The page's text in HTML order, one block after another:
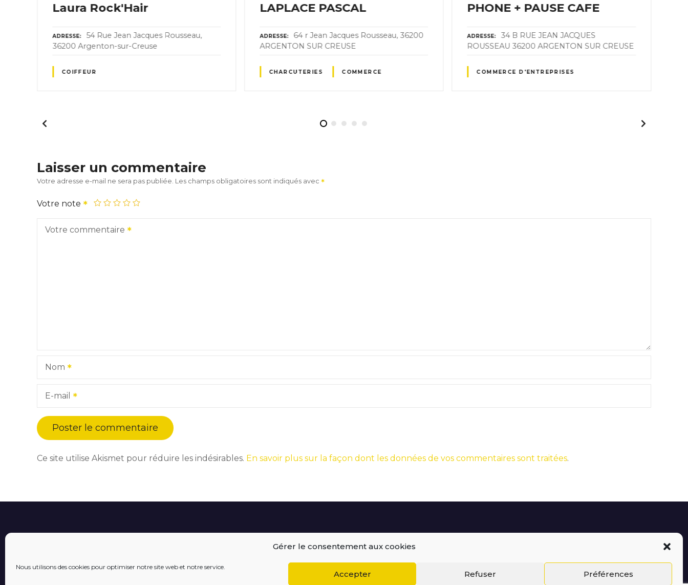
Gérer le consentement aux cookies
Nous utilisons des cookies pour optimiser notre site web et notre service.
Accepter Refuser Préférences
Laura Rock'Hair
ADRESSE
54 Rue Jean Jacques Rousseau,
36200 Argenton-sur-Creuse
COIFFEUR
LAPLACE PASCAL
ADRESSE
64 r Jean Jacques Rousseau, 36200
ARGENTON SUR CREUSE
CHARCUTERIES COMMERCE
PHONE + PAUSE CAFE
ADRESSE
34 B RUE JEAN JACQUES
ROUSSEAU 36200 ARGENTON SUR CREUSE
COMMERCE D'ENTREPRISES
Laisser un commentaire
Votre adresse e-mail ne sera pas publiée. Les champs obligatoires sont indiqués avec
Votre note
Votre commentaire
Nom
E-mail
Ce site utilise Akismet pour réduire les indésirables. En savoir plus sur la façon dont les données de vos commentaires sont traitées.
BEGOODINWEB | 2021 ©